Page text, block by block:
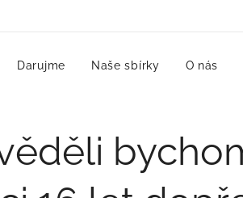
Darujme Naše sbírky O nás